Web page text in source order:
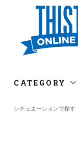
CATEGORY
シチュエーションで探す